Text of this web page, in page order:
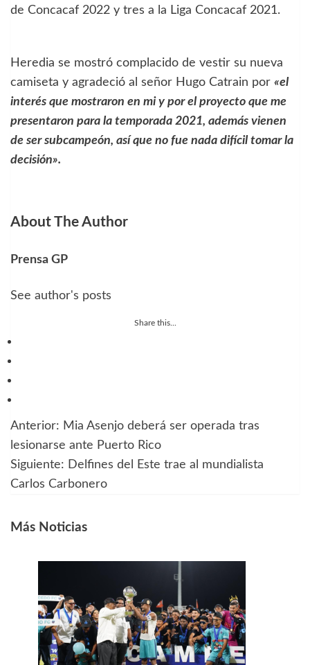
de Concacaf 2022 y tres a la Liga Concacaf 2021.
Heredia se mostró complacido de vestir su nueva
camiseta y agradeció al señor Hugo Catrain por «el
interés que mostraron en mi y por el proyecto que me
presentaron para la temporada 2021, además vienen
de ser subcampeón, así que no fue nada difícil tomar la
decisión».
About The Author
Prensa GP
See author's posts
Share this...
Navegación
de
entradas
Anterior: Mia Asenjo deberá ser operada tras
lesionarse ante Puerto Rico
Siguiente: Delfines del Este trae al mundialista
Carlos Carbonero
Más Noticias